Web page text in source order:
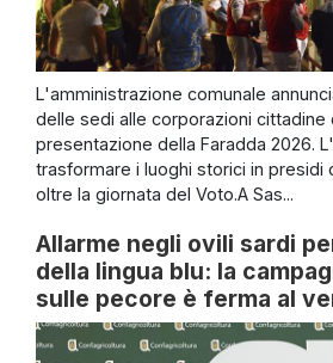
L'amministrazione comunale
delle sedi alle corporazioni cittadine
presentazione della Faradda 2026.
trasformare i luoghi storici in presidi
oltre la giornata del Voto.A Sas...
Allarme negli ovili sardi
della lingua blu: la
sulle pecore è ferma al